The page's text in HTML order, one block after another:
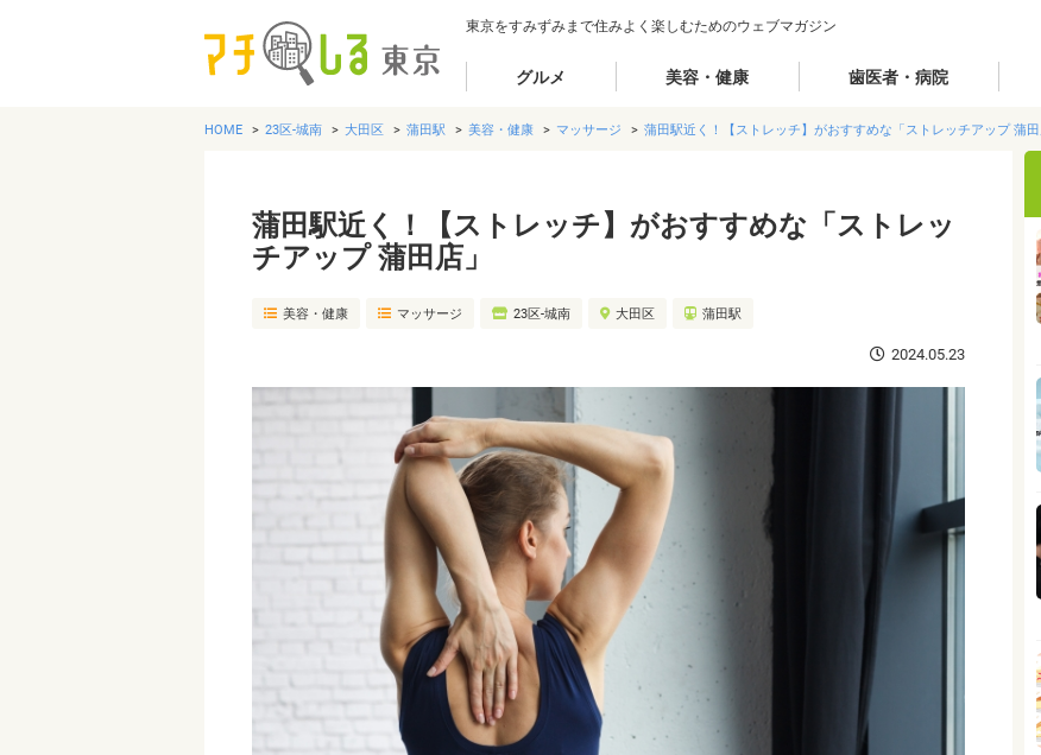
東京をすみずみまで住みよく楽しむためのウェブマガジン
グルメ 美容・健康 歯医者・病院
HOME 23区-城南 大田区 蒲田駅 美容・健康 マッサージ 蒲田駅近く！【ストレッチ】がおすすめな「ストレッチアップ 蒲田
蒲田駅近く！【ストレッチ】がおすすめな「ストレッ
チアップ 蒲田店」
美容・健康 マッサージ 23区-城南 大田区 蒲田駅
2024.05.23